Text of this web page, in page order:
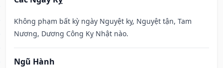
Không phạm bất kỳ ngày Nguyệt kỵ, Nguyệt tận, Tam
Nương, Dương Công Kỵ Nhật nào.
Ngũ Hành